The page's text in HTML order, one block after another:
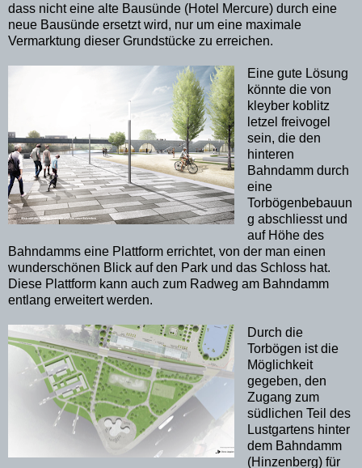
dass nicht eine alte Bausünde (Hotel Mercure) durch eine
neue Bausünde ersetzt wird, nur um eine maximale
Vermarktung dieser Grundstücke zu erreichen.
Eine gute Lösung
könnte die von
kleyber koblitz
letzel freivogel
sein, die den
hinteren
Bahndamm durch
eine
Torbögenbebauun
g abschliesst und
auf Höhe des
Bahndamms eine Plattform errichtet, von der man einen
wunderschönen Blick auf den Park und das Schloss hat.
Diese Plattform kann auch zum Radweg am Bahndamm
entlang erweitert werden.
Durch die
Torbögen ist die
Möglichkeit
gegeben, den
Zugang zum
südlichen Teil des
Lustgartens hinter
dem Bahndamm
(Hinzenberg) für